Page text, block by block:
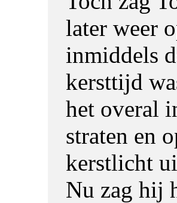
later weer
inmiddels
kersttijd
het overal
straten en
kerstlicht
Nu zag hij